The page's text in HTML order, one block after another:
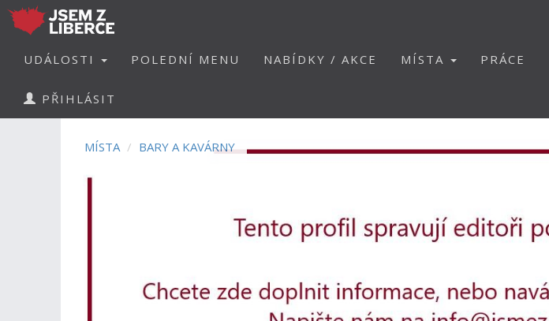
UDÁLOSTI POLEDNÍ MENU NABÍDKY / AKCE MÍSTA PRÁCE
PŘIHLÁSIT
MÍSTA BARY A KAVÁRNY